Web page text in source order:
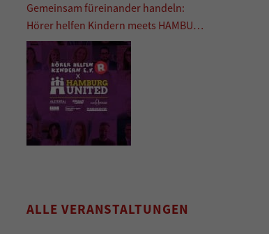
Gemeinsam füreinander handeln:
Hörer helfen Kindern meets HAMBURG
UNITED
ALLE VERANSTALTUNGEN